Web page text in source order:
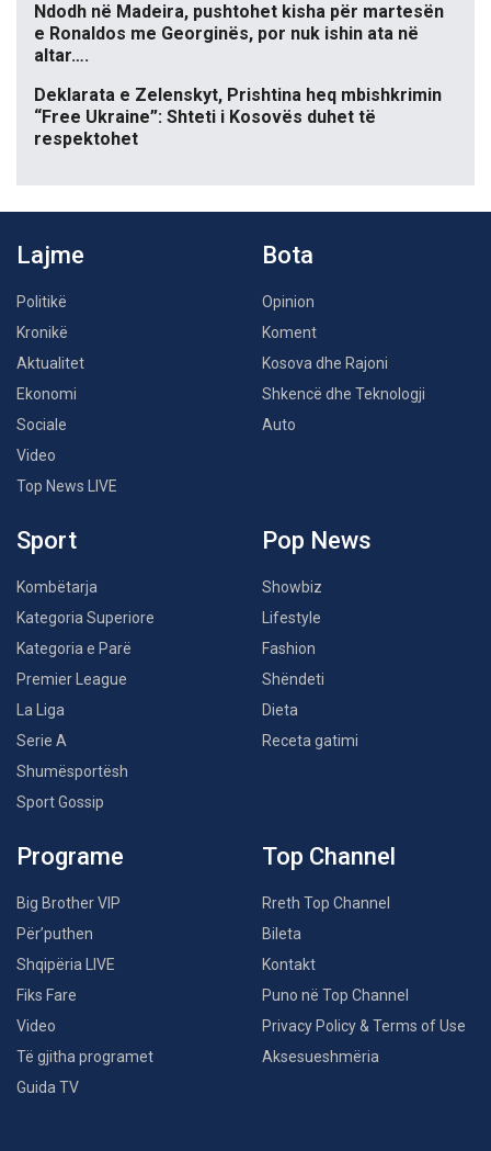
Ndodh në Madeira, pushtohet kisha për martesën
e Ronaldos me Georginës, por nuk ishin ata në
altar….
Deklarata e Zelenskyt, Prishtina heq mbishkrimin
“Free Ukraine”: Shteti i Kosovës duhet të
respektohet
Lajme
Politikë
Kronikë
Aktualitet
Ekonomi
Sociale
Video
Top News LIVE
Bota
Opinion
Koment
Kosova dhe Rajoni
Shkencë dhe Teknologji
Auto
Sport
Kombëtarja
Kategoria Superiore
Kategoria e Parë
Premier League
La Liga
Serie A
Shumësportësh
Sport Gossip
Pop News
Showbiz
Lifestyle
Fashion
Shëndeti
Dieta
Receta gatimi
Programe
Big Brother VIP
Për’puthen
Shqipëria LIVE
Fiks Fare
Video
Të gjitha programet
Guida TV
Top Channel
Rreth Top Channel
Bileta
Kontakt
Puno në Top Channel
Privacy Policy & Terms of Use
Aksesueshmëria